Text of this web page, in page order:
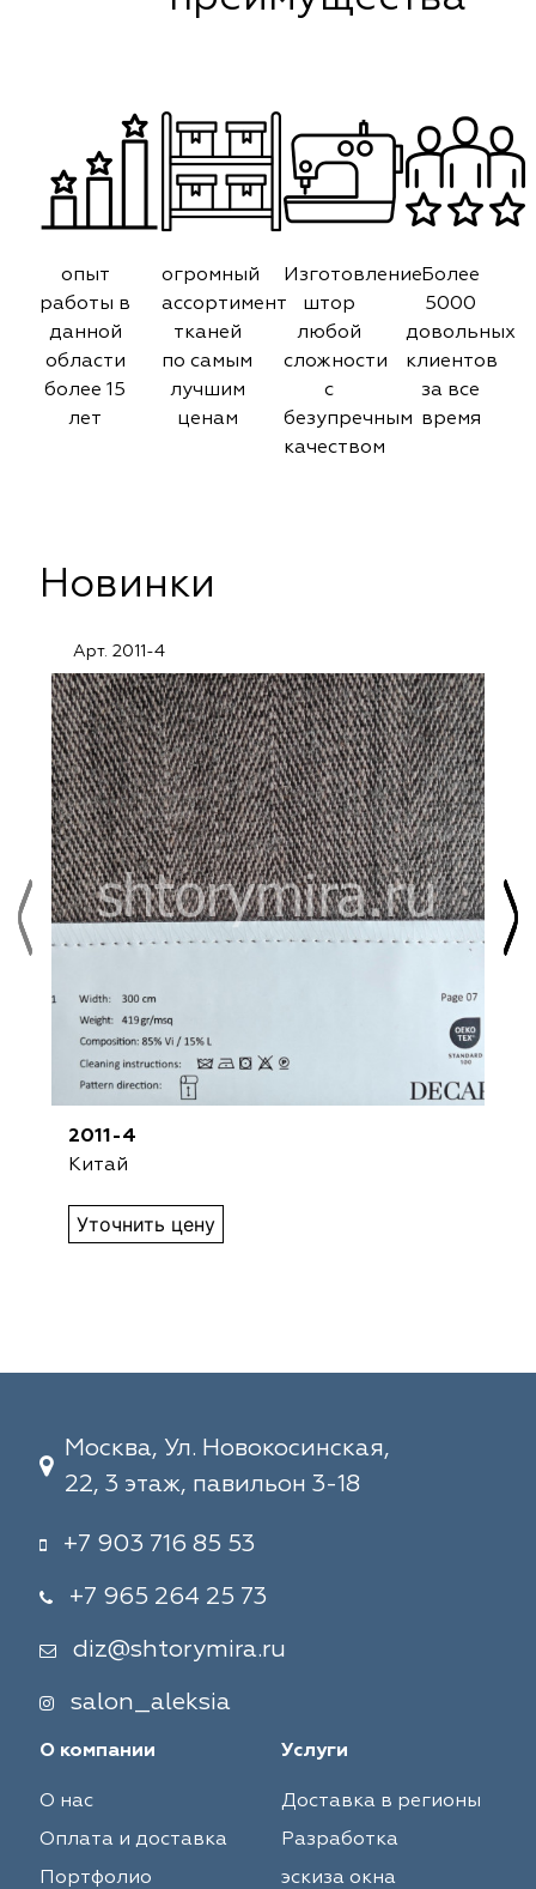
опыт
работы в
данной
области
более 15
лет
огромный
ассортимент
тканей
по самым
лучшим
ценам
Изготовление
штор
любой
сложности
с
безупречным
качеством
Более
5000
довольных
клиентов
за все
время
Новинки
Арт. 2011-4
2011-4
Китай
Уточнить цену
Москва, Ул. Новокосинская,
22, 3 этаж, павильон 3-18
+7 903 716 85 53
+7 965 264 25 73
diz@shtorymira.ru
salon_aleksia
О компании
О нас
Оплата и доставка
Портфолио
Услуги
Доставка в регионы
Разработка
эскиза окна